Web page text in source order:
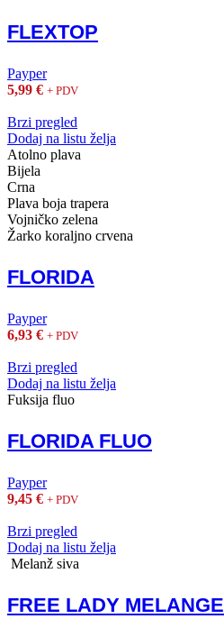
FLEXTOP
Payper
5,99 € + PDV
Brzi pregled
Dodaj na listu želja
Atolno plava
Bijela
Crna
Plava boja trapera
Vojničko zelena
Žarko koraljno crvena
FLORIDA
Payper
6,93 € + PDV
Brzi pregled
Dodaj na listu želja
Fuksija fluo
FLORIDA FLUO
Payper
9,45 € + PDV
Brzi pregled
Dodaj na listu želja
Melanž siva
FREE LADY MELANGE